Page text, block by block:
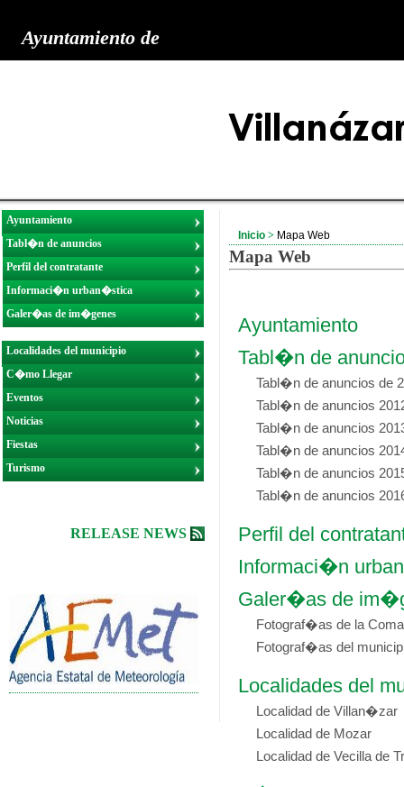
Ayuntamiento de
Ayuntamiento
Tabl�n de anuncios
Perfil del contratante
Informaci�n urban�stica
Galer�as de im�genes
Localidades del municipio
C�mo Llegar
Eventos
Noticias
Fiestas
Turismo
RELEASE NEWS
Inicio > Mapa Web
Mapa Web
Ayuntamiento
Tabl�n de
Tabl�n de anuncios de
Tabl�n de anuncios
Tabl�n de anuncios
Tabl�n de anuncios
Tabl�n de anuncios
Tabl�n de anuncios
Perfil del
Informaci�n
Galer�as de
Fotograf�as de la
Fotograf�as del
Localidades del
Localidad de Villan�zar
Localidad de Mozar
Localidad de Vecilla de